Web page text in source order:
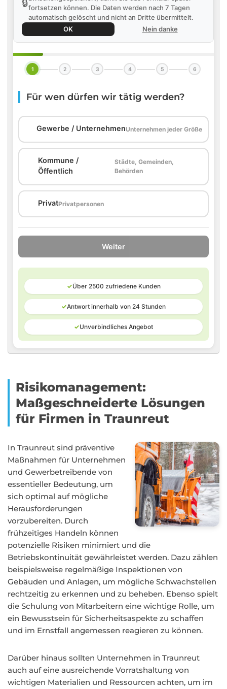
🔒fortsetzen können. Die Daten werden nach 7 Tagen
automatisch gelöscht und nicht an Dritte übermittelt.
OK
Nein danke
1 2 3 4 5 6
Für wen dürfen wir tätig werden?
Gewerbe / UnternehmenUnternehmen jeder Größe
Kommune /
Öffentlich
Städte, Gemeinden,
Behörden
PrivatPrivatpersonen
Weiter
✓Über 2500 zufriedene Kunden
✓Antwort innerhalb von 24 Stunden
✓Unverbindliches Angebot
Risikomanagement:
Maßgeschneiderte Lösungen
für Firmen in Traunreut
In Traunreut sind präventive
Maßnahmen für Unternehmen
und Gewerbetreibende von
essentieller Bedeutung, um
sich optimal auf mögliche
Herausforderungen
vorzubereiten. Durch
frühzeitiges Handeln können
potenzielle Risiken minimiert und die
Betriebskontinuität gewährleistet werden. Dazu zählen
beispielsweise regelmäßige Inspektionen von
Gebäuden und Anlagen, um mögliche Schwachstellen
rechtzeitig zu erkennen und zu beheben. Ebenso spielt
die Schulung von Mitarbeitern eine wichtige Rolle, um
ein Bewusstsein für Sicherheitsaspekte zu schaffen
und im Ernstfall angemessen reagieren zu können.
Darüber hinaus sollten Unternehmen in Traunreut
auch auf eine ausreichende Vorratshaltung von
wichtigen Materialien und Ressourcen achten, um im